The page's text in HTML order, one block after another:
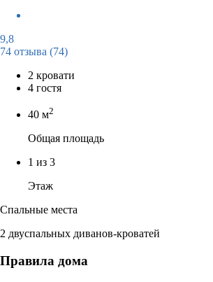
9,8
74 отзыва (74)
2 кровати
4 гостя
40 м2
Общая площадь
1 из 3
Этаж
Спальные места
2 двуспальных диванов-кроватей
Правила дома